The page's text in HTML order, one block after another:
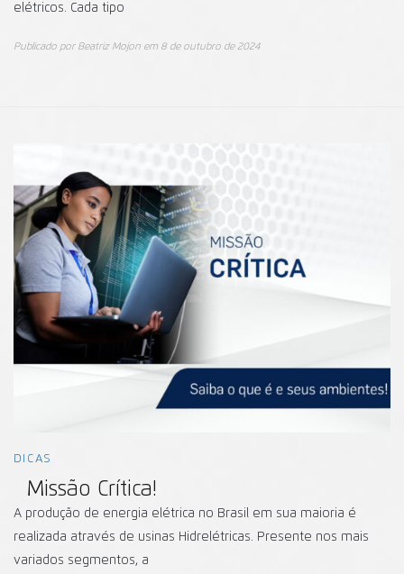
elétricos. Cada tipo
Publicado por Beatriz Mojon em 8 de outubro de 2024
DICAS
Missão Crítica!
A produção de energia elétrica no Brasil em sua maioria é
realizada através de usinas Hidrelétricas. Presente nos mais
variados segmentos, a